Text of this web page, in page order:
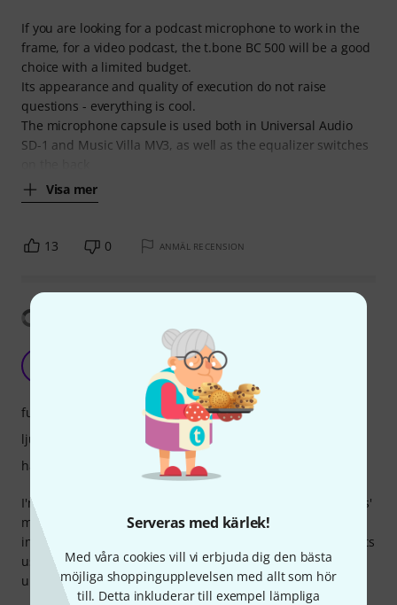
Serveras med kärlek!
Med våra cookies vill vi erbjuda dig den bästa
möjliga shoppingupplevelsen med allt som hör
till. Detta inkluderar till exempel lämpliga
If you are looking for a podcast microphone to work in the
frame, for a video podcast, the t.bone BC 500 will be a good
choice with a limited budget.
Its appearance and quality of execution do not raise
questions - everything is cool.
The microphone capsule is used both in Universal Audio
SD-1 and Music Villa MV3, as well as the equalizer switches
Visa mer
13 0 ANMÄL RECENSION
Decent mic, recommended
TimD93 09.01.2026
I'm really enjoying this mic. It's my 'out at all times for ideas'
mic. It sounds really good for demo tracking vocals and
instruments, and it's very easy to use. I can't comment on its
use for proper vocals or instrument tracking yet, but I'll
update this review once I've had a chance.
funktioner
ljud
hantverkskvalitet